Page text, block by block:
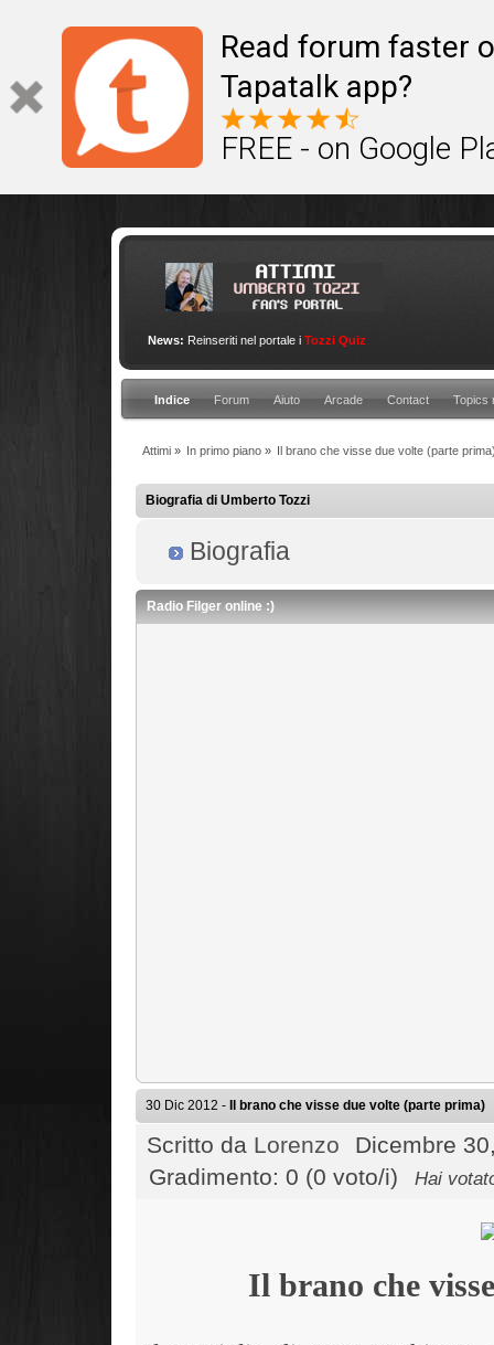
Read forum faster
Tapatalk app?
FREE - on Google
News: Reinseriti nel portale i Tozzi Quiz
Indice Forum Aiuto Arcade Contact Topics
Attimi» In primo piano » Il brano che visse due volte (parte
Biografia di Umberto Tozzi
Biografia
Radio Filger online :)
30 Dic 2012 - Il brano che visse due volte (parte prima)
Scritto da Lorenzo
Dicembre
Gradimento: 0 (0 voto/i)
Hai
Il brano che